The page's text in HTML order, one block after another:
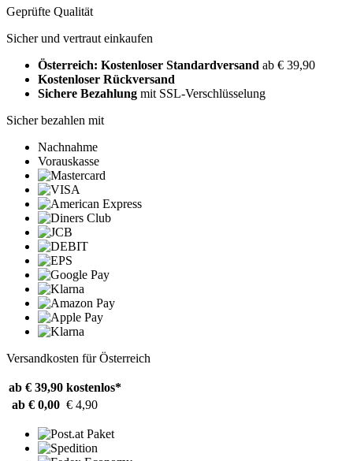
Geprüfte Qualität
Sicher und vertraut einkaufen
Österreich: Kostenloser Standardversand ab € 39,90
Kostenloser Rückversand
Sichere Bezahlung mit SSL-Verschlüsselung
Sicher bezahlen mit
Nachnahme
Vorauskasse
Versandkosten für Österreich
ab € 39,90 kostenlos*
ab € 0,00 € 4,90